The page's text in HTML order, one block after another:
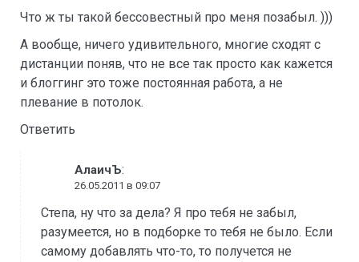
Что ж ты такой бессовестный про меня позабыл. )))
А вообще, ничего удивительного, многие сходят с
дистанции поняв, что не все так просто как кажется
и блоггинг это тоже постоянная работа, а не
плевание в потолок.
Ответить
АлаичЪ:
26.05.2011 в 09:07
Степа, ну что за дела? Я про тебя не забыл,
разумеется, но в подборке то тебя не было. Если
самому добавлять что-то, то получется не